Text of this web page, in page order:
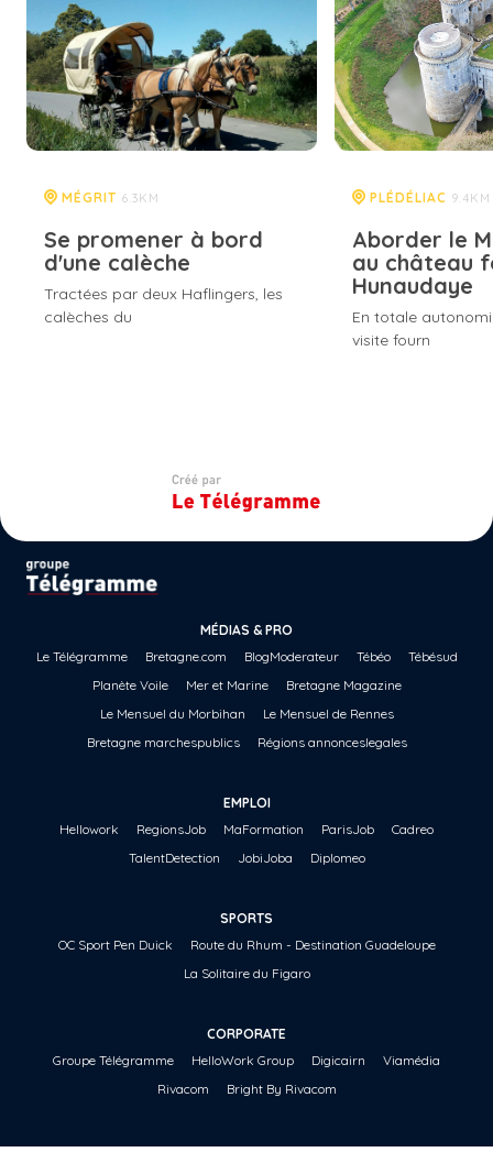
MÉGRIT 6.3KM
Se promener à bord
d'une calèche
Tractées par deux Haflingers, les
calèches du
PLÉDÉLIAC 9.4KM
Aborder le
au château
Hunaudaye
En totale
visite fourn
MÉDIAS & PRO
Le Télégramme
Bretagne.com BlogModerateur Tébéo
Tébésud
Planète Voile
Mer et Marine
Bretagne Magazine
Le Mensuel du Morbihan
Le Mensuel de Rennes
Bretagne marchespublics
Régions annonceslegales
EMPLOI
Hellowork
RegionsJob MaFormation ParisJob
Cadreo
TalentDetection
JobiJoba Diplomeo
SPORTS
OC Sport Pen Duick
Route du Rhum - Destination Guadeloupe
La Solitaire du Figaro
CORPORATE
Groupe Télégramme
HelloWork Group Digicairn
Viamédia
Rivacom
Bright By Rivacom